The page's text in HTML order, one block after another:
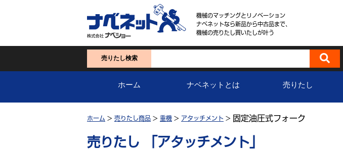
機械のマッチングとリノベーション
ナベネットなら新品から中古品まで、
機械の売りたし買いたしが叶う
売りたし検索
ホーム ナベネットとは 売りたし
ホーム > 売りたし商品 > 重機 > アタッチメント > 固定油圧式フォーク
売りたし 「アタッチメント」